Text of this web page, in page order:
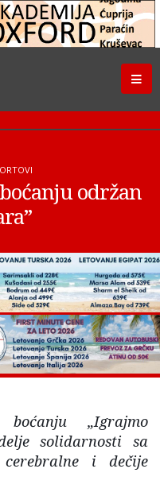
održan
„Igrajmo
solidarnosti sa
i dečije